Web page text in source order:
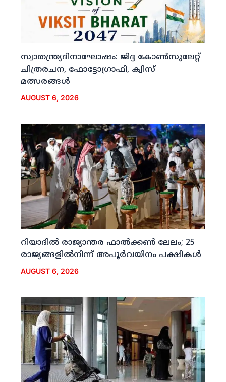
സ്വാതന്ത്ര്യദിനാഘോഷം: ജിദ്ദ കോണ്‍സുലേറ്റ്
ചിത്രരചന, ഫോട്ടോഗ്രാഫി, ക്വിസ്
മത്സരങ്ങള്‍
AUGUST 6, 2026
റിയാദില്‍ രാജ്യാന്തര ഫാല്‍ക്കണ്‍ ലേലം; 25
രാജ്യങ്ങളില്‍നിന്ന് അപൂര്‍വയിനം പക്ഷികള്‍
AUGUST 6, 2026